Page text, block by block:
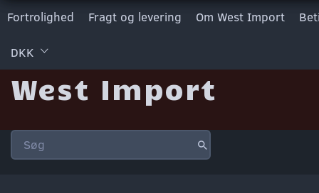
Fortrolighed Fragt og levering Om West Import
DKK
West Import